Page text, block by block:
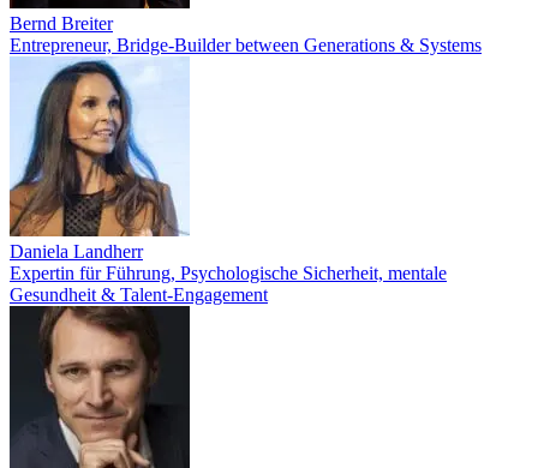
Bernd Breiter
Entrepreneur, Bridge-Builder between Generations & Systems
Daniela Landherr
Expertin für Führung, Psychologische Sicherheit, mentale
Gesundheit & Talent-Engagement